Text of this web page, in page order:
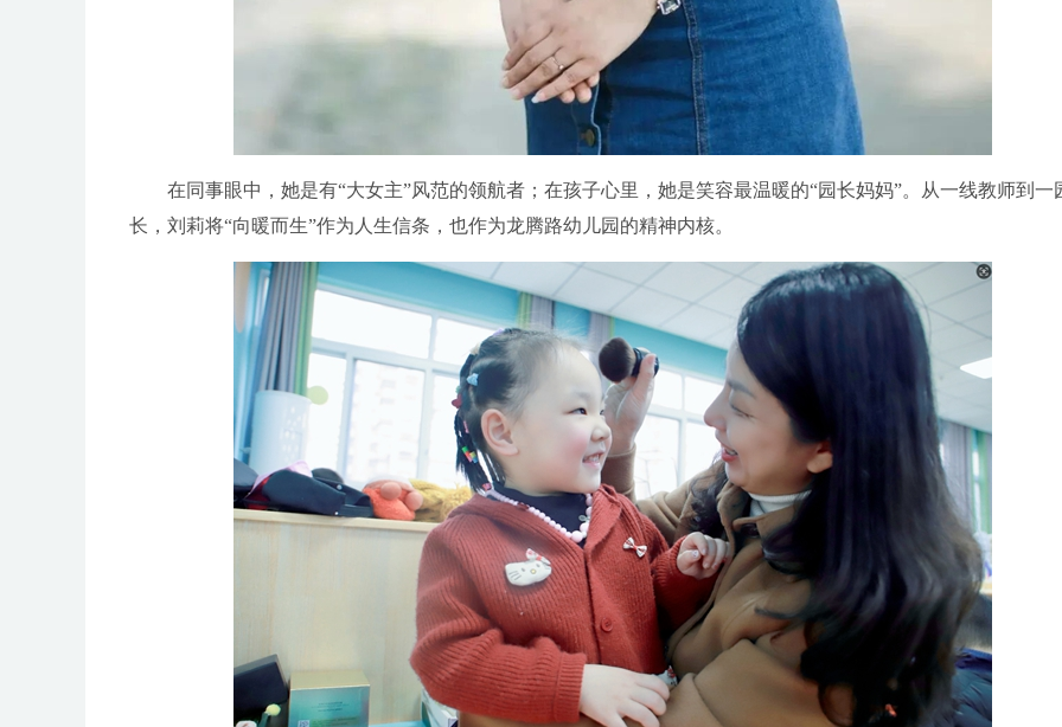
在同事眼中，她是有“大女主”风范的领航者；在孩子心里，她是笑容最温暖的“园长妈妈”。从一线教师到一
长，刘莉将“向暖而生”作为人生信条，也作为龙腾路幼儿园的精神内核。